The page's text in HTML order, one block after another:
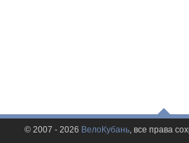
© 2007 - 2026 ВелоКубань, все права